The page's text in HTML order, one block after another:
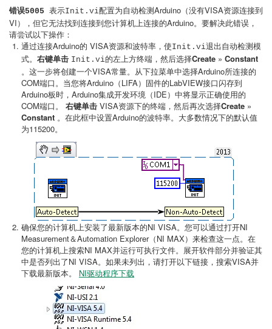
错误5005 表示Init.vi配置为自动检测Arduino（没有VISA资源连接到
VI），但它无法找到连接到您计算机上连接的Arduino。要解决此错误，
请尝试以下操作：
通过连接Arduino的 VISA资源和波特率，使Init.vi退出自动检测模
式。 右键单击 Init.vi的左上方终端，然后选择Create » Constant
。这一步将创建一个VISA常量。从下拉菜单中选择Arduino所连接的
COM端口。当您将Arduino（LIFA）固件的LabVIEW接口闪存到
Arduino板时，Arduino集成开发环境（IDE）中将显示正确使用的
COM端口。 右键单击 VISA资源下的终端，然后再次选择Create »
Constant 。在此框中设置Arduino的波特率。大多数情况下的默认值
为115200。
确保您的计算机上安装了最新版本的NI VISA。您可以通过打开NI
Measurement＆Automation Explorer（NI MAX）来检查这一点。在
您的计算机上搜索NI MAX并运行可执行文件。展开软件部分并验证其
中是否列出了NI VISA。如果未列出，请打开以下链接，搜索VISA并
下载最新版本。 NI驱动程序下载